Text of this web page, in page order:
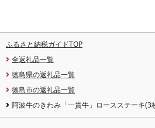
ふるさと納税ガイドTOP
全返礼品一覧
徳島県の返礼品一覧
徳島市の返礼品一覧
阿波牛のきわみ「一貫牛」ロースステーキ